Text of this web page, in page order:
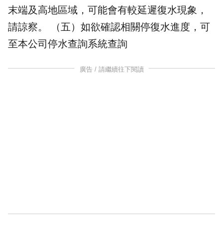
末端及高地區域，可能會有較延遲復水現象，
請諒察。 （五）如欲確認相關停復水進度，可
至本公司停水查詢系統查詢
廣告 / 請繼續往下閱讀